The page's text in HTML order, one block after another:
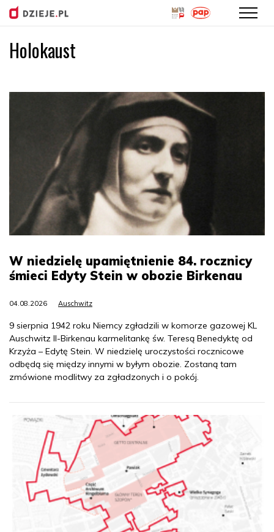
Holokaust
W niedzielę upamiętnienie 84. rocznicy
śmieci Edyty Stein w obozie Birkenau
04.08.2026 Auschwitz
9 sierpnia 1942 roku Niemcy zgładzili w komorze gazowej KL
Auschwitz II-Birkenau karmelitankę św. Teresą Benedyktę od
Krzyża – Edytę Stein. W niedzielę uroczystości rocznicowe
odbędą się między innymi w byłym obozie. Zostaną tam
zmówione modlitwy za zgładzonych i o pokój.